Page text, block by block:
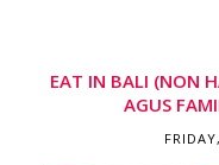
EAT IN BALI (NON
AGUS